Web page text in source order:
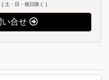
土・日・祝日除く ]
合せ